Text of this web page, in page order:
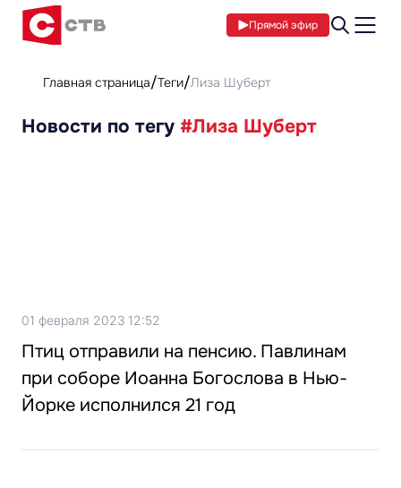
Прямой эфир
Главная страница Теги Лиза Шуберт
Новости по тегу #Лиза Шуберт
01 февраля 2023 12:52
Птиц отправили на пенсию. Павлинам
при соборе Иоанна Богослова в Нью-
Йорке исполнился 21 год